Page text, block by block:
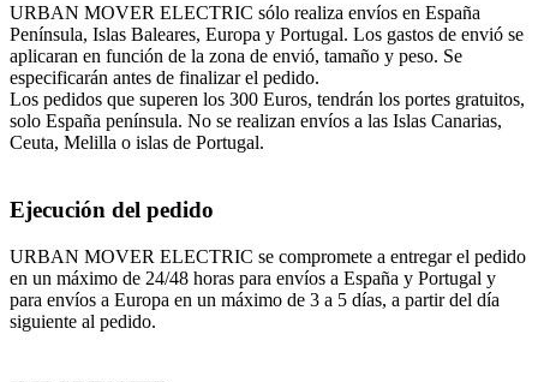
URBAN MOVER ELECTRIC sólo realiza envíos en España
Península, Islas Baleares, Europa y Portugal. Los gastos de envió se
aplicaran en función de la zona de envió, tamaño y peso. Se
especificarán antes de finalizar el pedido.
Los pedidos que superen los 300 Euros, tendrán los portes gratuitos,
solo España península. No se realizan envíos a las Islas Canarias,
Ceuta, Melilla o islas de Portugal.
Ejecución del pedido
URBAN MOVER ELECTRIC se compromete a entregar el pedido
en un máximo de 24/48 horas para envíos a España y Portugal y
para envíos a Europa en un máximo de 3 a 5 días, a partir del día
siguiente al pedido.